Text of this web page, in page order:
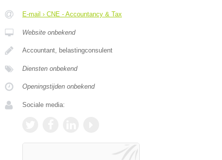
E-mail › CNE - Accountancy & Tax
Website onbekend
Accountant, belastingconsulent
Diensten onbekend
Openingstijden onbekend
Sociale media: